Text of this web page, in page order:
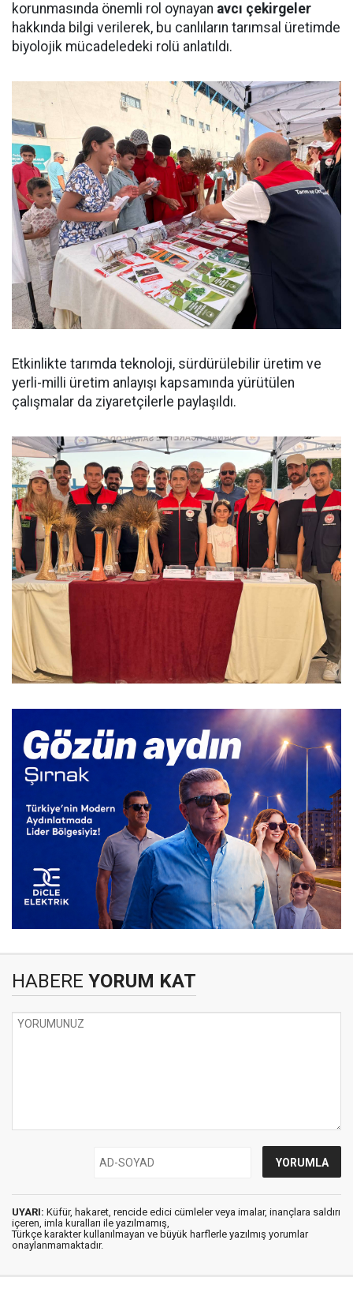
korunmasında önemli rol oynayan avcı çekirgeler
hakkında bilgi verilerek, bu canlıların tarımsal üretimde
biyolojik mücadeledeki rolü anlatıldı.
Etkinlikte tarımda teknoloji, sürdürülebilir üretim ve
yerli-milli üretim anlayışı kapsamında yürütülen
çalışmalar da ziyaretçilerle paylaşıldı.
HABERE YORUM KAT
UYARI: Küfür, hakaret, rencide edici cümleler veya imalar, inançlara saldırı
içeren, imla kuralları ile yazılmamış,
Türkçe karakter kullanılmayan ve büyük harflerle yazılmış yorumlar
onaylanmamaktadır.